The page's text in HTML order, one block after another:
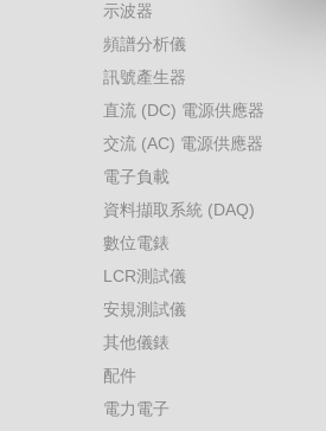
示波器
頻譜分析儀
訊號產生器
直流 (DC) 電源供應器
交流 (AC) 電源供應器
電子負載
資料擷取系統 (DAQ)
數位電錶
LCR測試儀
安規測試儀
其他儀錶
配件
電力電子